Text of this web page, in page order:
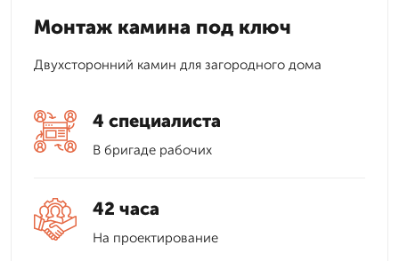
Монтаж камина под ключ
Двухсторонний камин для загородного дома
4 специалиста
В бригаде рабочих
42 часа
На проектирование